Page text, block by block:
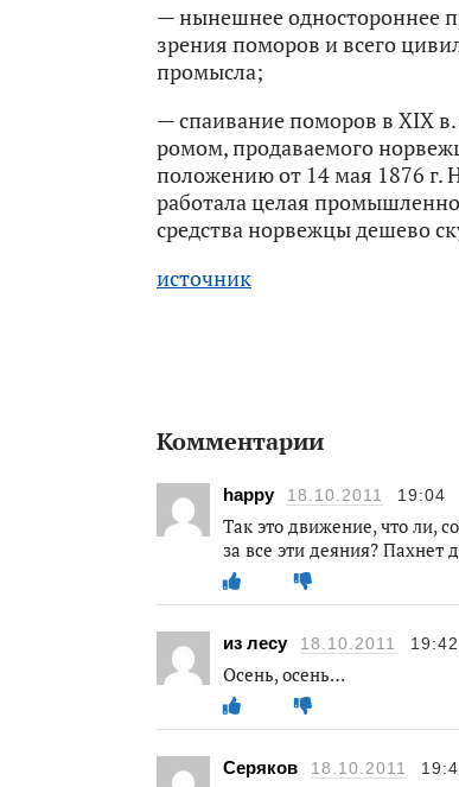
— нынешнее одностороннее
зрения поморов и всего
промысла;
— спаивание поморов в ХIX
ромом, продаваемого
положению от 14 мая 1876 г.
работала целая
средства норвежцы дешево
источник
Комментарии
happy 18.10.2011 19:04
Так это движение, что ли,
за все эти деяния? Пахнет
из лесу 18.10.2011 19:42
Осень, осень…
Серяков 18.10.2011